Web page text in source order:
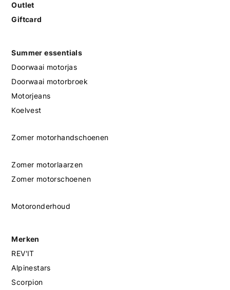
Outlet
Giftcard
Summer essentials
Doorwaai motorjas
Doorwaai motorbroek
Motorjeans
Koelvest
Zomer motorhandschoenen
Zomer motorlaarzen
Zomer motorschoenen
Motoronderhoud
Merken
REV'IT
Alpinestars
Scorpion